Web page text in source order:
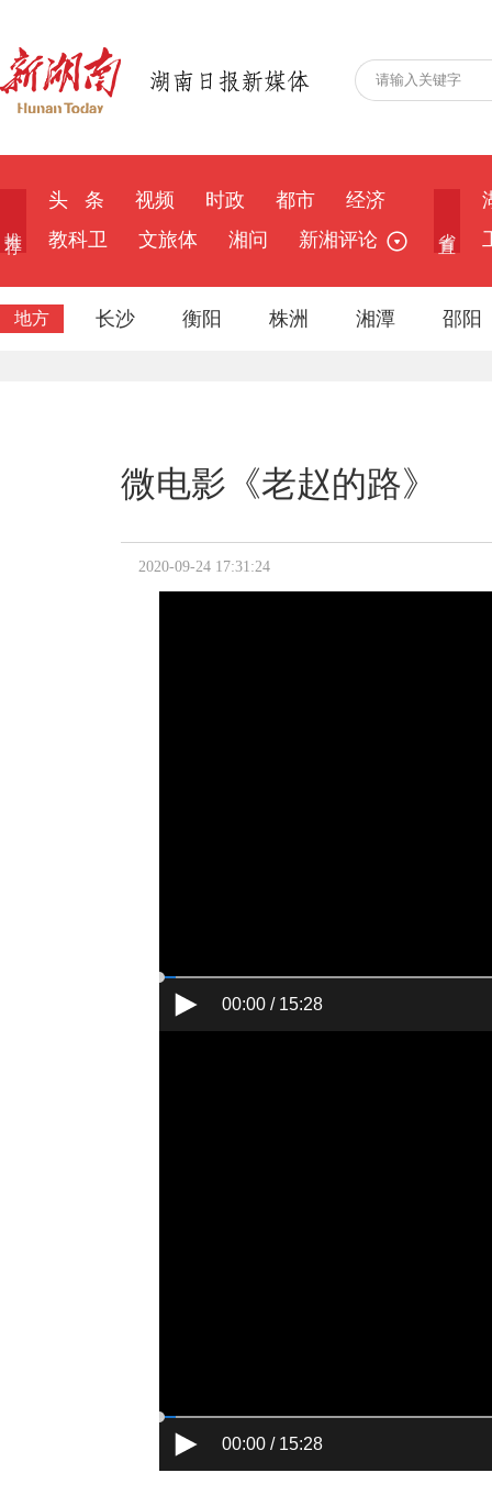
头 条 视频 时政 都市
经济
教科卫
文旅体 湘问 新湘评论
地方 长沙 衡阳 株洲 湘潭 邵阳
微电影《老赵的路》
2020-09-24 17:31:24
00:00 / 15:28
00:00 / 15:28